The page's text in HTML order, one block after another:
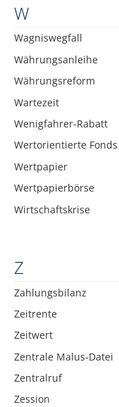
W
Wagniswegfall
Währungsanleihe
Währungsreform
Wartezeit
Wenigfahrer-Rabatt
Wertorientierte Fonds
Wertpapier
Wertpapierbörse
Wirtschaftskrise
Z
Zahlungsbilanz
Zeitrente
Zeitwert
Zentrale Malus-Datei
Zentralruf
Zession